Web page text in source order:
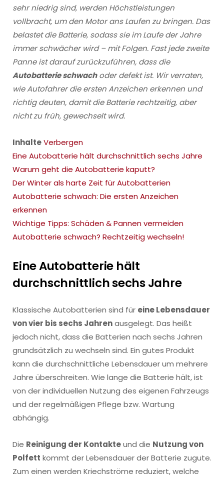
sehr niedrig sind, werden Höchstleistungen
vollbracht, um den Motor ans Laufen zu bringen. Das
belastet die Batterie, sodass sie im Laufe der Jahre
immer schwächer wird – mit Folgen. Fast jede zweite
Panne ist darauf zurückzuführen, dass die
Autobatterie schwachoder defekt ist. Wir verraten,
wie Autofahrer die ersten Anzeichen erkennen und
richtig deuten, damit die Batterie rechtzeitig, aber
nicht zu früh, gewechselt wird.
InhalteVerbergen
Eine Autobatterie hält durchschnittlich sechs Jahre
Warum geht die Autobatterie kaputt?
Der Winter als harte Zeit für Autobatterien
Autobatterie schwach: Die ersten Anzeichen
erkennen
Wichtige Tipps: Schäden & Pannen vermeiden
Autobatterie schwach? Rechtzeitig wechseln!
Eine Autobatterie hält
durchschnittlich sechs Jahre
Klassische Autobatterien sind für eine Lebensdauer
von vier bis sechs Jahrenausgelegt. Das heißt
jedoch nicht, dass die Batterien nach sechs Jahren
grundsätzlich zu wechseln sind. Ein gutes Produkt
kann die durchschnittliche Lebensdauer um mehrere
Jahre überschreiten. Wie lange die Batterie hält, ist
von der individuellen Nutzung des eigenen Fahrzeugs
und der regelmäßigen Pflege bzw. Wartung
abhängig.
Die Reinigung der Kontakteund die Nutzung von
Polfett kommt der Lebensdauer der Batterie zugute.
Zum einen werden Kriechströme reduziert, welche